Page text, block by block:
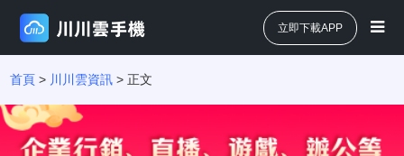
立即下載APP
首頁 > 川川雲資訊 > 正文